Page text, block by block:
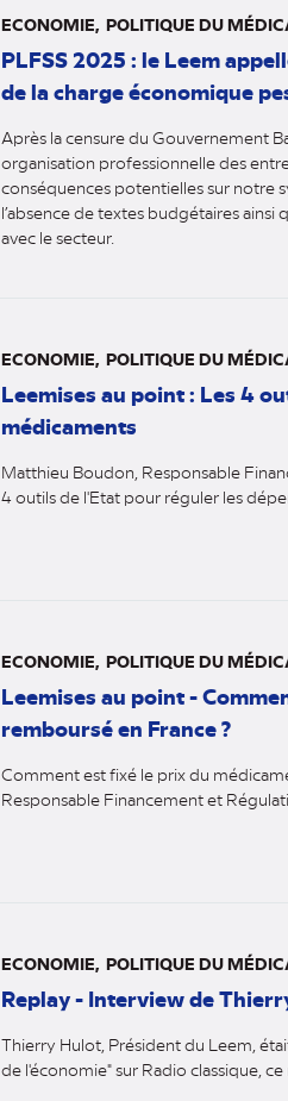
ECONOMIE POLITIQUE DU
PLFSS 2025 : le Leem
de la charge économique
Après la censure du Gouvernement
organisation professionnelle des
conséquences potentielles sur notre
l’absence de textes budgétaires
avec le secteur.
ECONOMIE POLITIQUE DU
Leemises au point : Les 4
médicaments
Matthieu Boudon, Responsable
4 outils de l'Etat pour réguler les
ECONOMIE POLITIQUE DU
Leemises au point -
remboursé en France ?
Comment est fixé le prix du
Responsable Financement et
ECONOMIE POLITIQUE DU
Replay - Interview de
Thierry Hulot, Président du Leem,
de l'économie" sur Radio classique,